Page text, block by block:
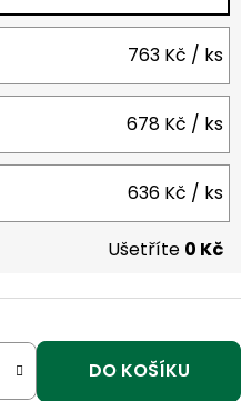
763 Kč / ks
678 Kč / ks
636 Kč / ks
Ušetříte 0 Kč
DO KOŠÍKU